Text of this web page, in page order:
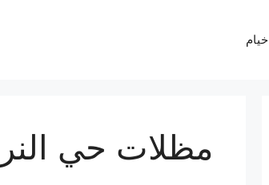
خيام
مظلات حي